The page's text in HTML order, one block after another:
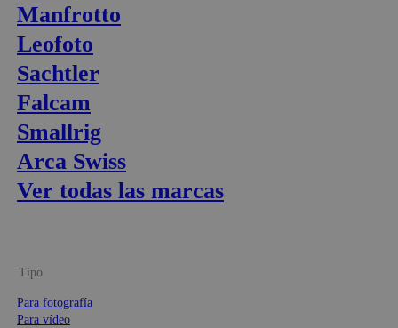
Manfrotto
Leofoto
Sachtler
Falcam
Smallrig
Arca Swiss
Ver todas las marcas
Tipo
Para fotografía
Para vídeo